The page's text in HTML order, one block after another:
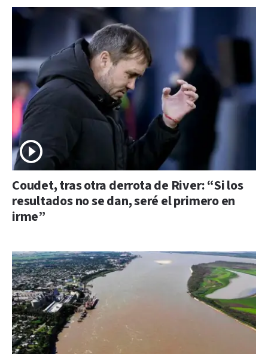
Coudet, tras otra derrota de River: “Si los
resultados no se dan, seré el primero en
irme”